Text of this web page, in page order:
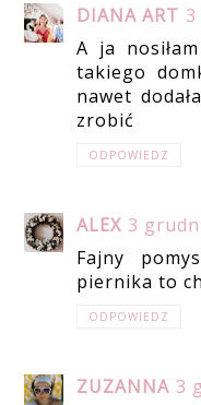
DIANA ART
A ja
takiego
nawet
zrobić
ODPOWIEDZ
ALEX 3
Fajny
piernika to
ODPOWIEDZ
ZUZANNA 3